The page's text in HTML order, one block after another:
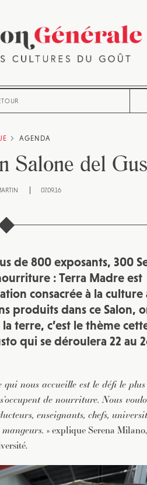
AGENDA
Salone del
07.09.16
de 800 exposants, 300
: Terra Madre est
consacrée à la
produits dans ce Salon,
terre, c’est le thème
qui se déroulera 22 au
qui nous accueille est le défi le
de nourriture. Nous
enseignants, chefs,
» explique Serena
deux semaines notre lettre d’info